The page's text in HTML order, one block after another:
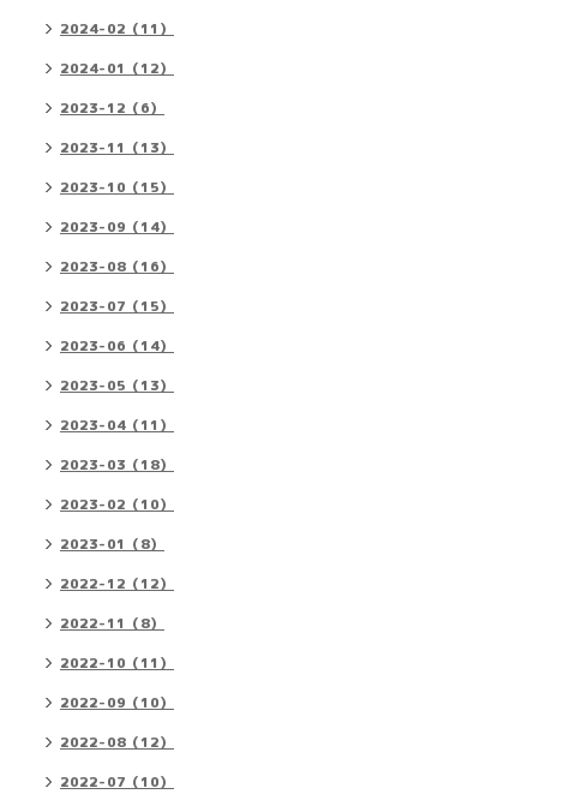
2024-02（11）
2024-01（12）
2023-12（6）
2023-11（13）
2023-10（15）
2023-09（14）
2023-08（16）
2023-07（15）
2023-06（14）
2023-05（13）
2023-04（11）
2023-03（18）
2023-02（10）
2023-01（8）
2022-12（12）
2022-11（8）
2022-10（11）
2022-09（10）
2022-08（12）
2022-07（10）